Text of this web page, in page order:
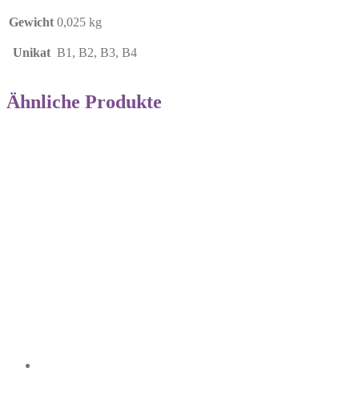
Gewicht 0,025 kg
Unikat B1, B2, B3, B4
Ähnliche Produkte